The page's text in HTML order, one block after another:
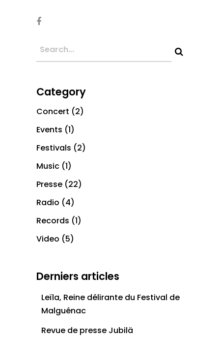
Category
Concert (2)
Events (1)
Festivals (2)
Music (1)
Presse (22)
Radio (4)
Records (1)
Video (5)
Derniers articles
Leïla, Reine délirante du Festival de
Malguénac
Revue de presse Jubilä